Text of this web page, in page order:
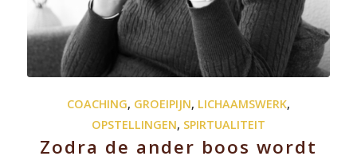
COACHING, GROEIPIJN, LICHAAMSWERK,
OPSTELLINGEN, SPIRTUALITEIT
Zodra de ander boos wordt